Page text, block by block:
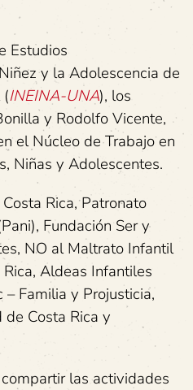
Estudios
y la Adolescencia de
INEINA-UNA), los
y Rodolfo Vicente,
el Núcleo de Trabajo en
Niñas y Adolescentes.
Rica, Patronato
Fundación Ser y
NO al Maltrato Infantil
Aldeas Infantiles
– Familia y Projusticia,
Costa Rica y
las actividades